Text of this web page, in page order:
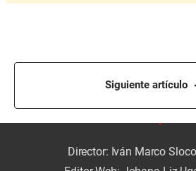
Siguiente artículo
Director: Iván Marco